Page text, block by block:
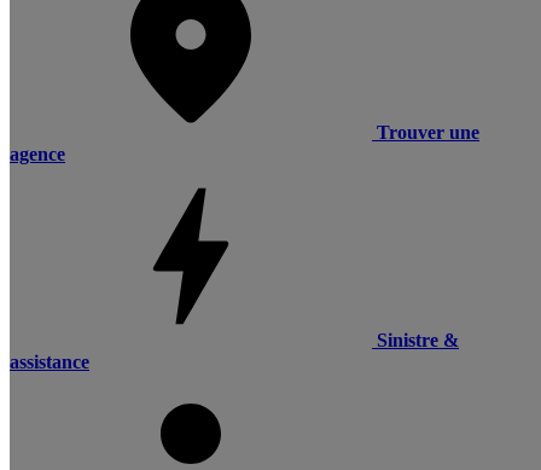
Trouver une
agence
Sinistre &
assistance